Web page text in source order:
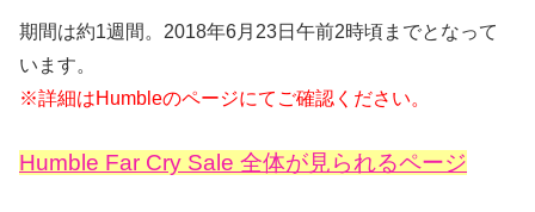
期間は約1週間。2018年6月23日午前2時頃までとなって
います。
※詳細はHumbleのページにてご確認ください。
Humble Far Cry Sale 全体が見られるページ